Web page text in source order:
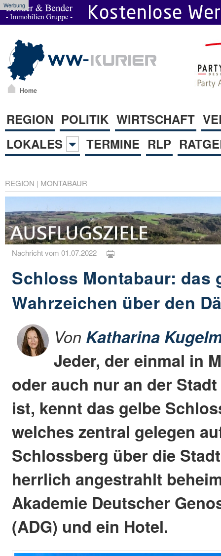
Werbung
Home
REGION POLITIK WIRTSCHAFT
LOKALES
TERMINE RLP
REGION | MONTABAUR
Nachricht vom 01.07.2022
Schloss Montabaur: das
Wahrzeichen über den
Von Katharina
Jeder, der einmal in
oder auch nur an der
ist, kennt das gelbe
welches zentral gelegen
Schlossberg über die
herrlich angestrahlt
Akademie Deutscher
(ADG) und ein Hotel.